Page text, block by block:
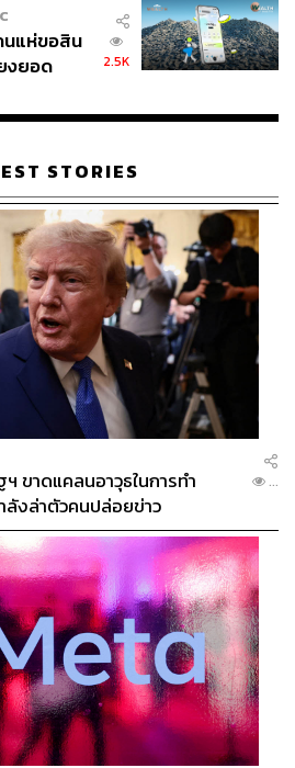
นแห่ขอสิน
งยอด
2.5K
STORIES
ขาดแคลนอาวุธในการทำ
ลังล่าตัวคนปล่อยข่าว
...